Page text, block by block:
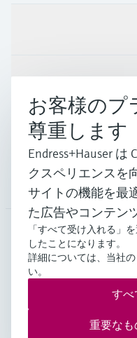
インダストリー
サポート
会社情報
JPN•日本語
Copyright ©
ご利用規約データ
お客様のプ
尊重します
Endress+Hauser は
クスペリエンスを
サイトの機能を最
た広告やコンテン
「すべて受け入れる」
したことになります。
詳細については、当社の
い。
重要なも
すべ